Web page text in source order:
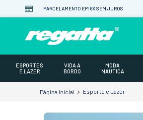
PARCELAMENTO EM 6X SEM JUROS
ESPORTES
E LAZER
VIDA A
BORDO
MODA
NÁUTICA
Esporte e Lazer